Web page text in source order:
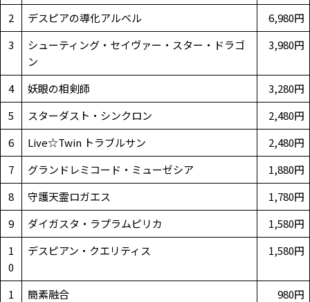
2
デスピアの導化アルベル
6,980円
3
シューティング・セイヴァー・スター・ドラゴ
ン
3,980円
4 妖眼の相剣師
3,280円
5
スターダスト・シンクロン
2,480円
6
Live☆Twin トラブルサン
2,480円
7
グランドレミコード・ミューゼシア
1,880円
8
守護天霊ロガエス
1,780円
9
ダイガスタ・ラプラムピリカ
1,580円
1
0
デスピアン・クエリティス 1,580円
1
簡素融合 980円